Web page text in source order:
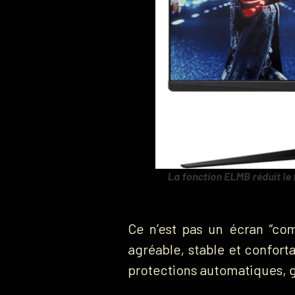
La fonction ELMB réduit
Ce n’est pas un écran
agréable, stable et
protections automatiques,